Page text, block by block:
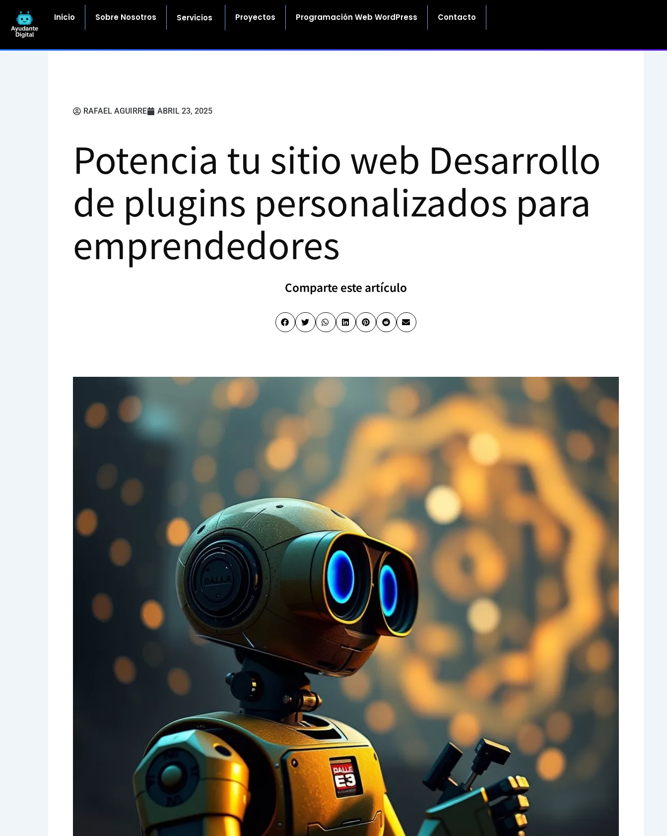
contenido
Inicio Sobre Nosotros Servicios Proyectos Programación Web WordPress Contacto
RAFAEL AGUIRRE ABRIL 23, 2025
Potencia tu sitio web Desarrollo
de plugins personalizados para
emprendedores
Comparte este artículo